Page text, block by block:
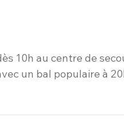
10h au centre de
un bal populaire à